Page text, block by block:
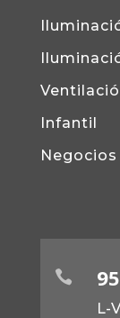
Infantil
Negocios

L-